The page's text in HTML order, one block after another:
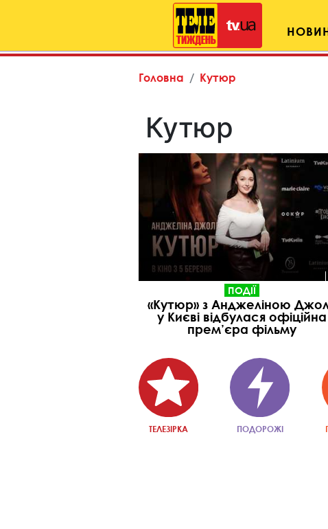
Головна Кутюр
Кутюр
ПОДІЇ
«Кутюр» з Анджеліною
у Києві відбулася офіційна
прем’єра фільму
ТЕЛЕЗІРКА ПОДОРОЖІ